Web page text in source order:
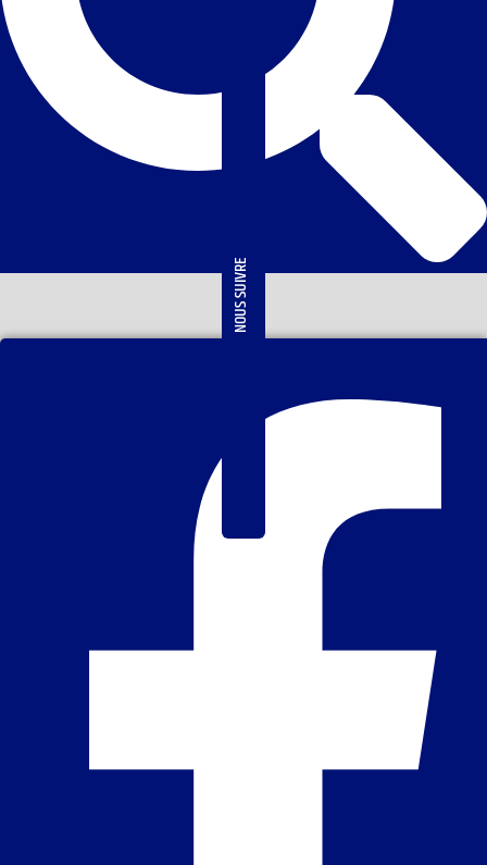
NOUS SUIVRE